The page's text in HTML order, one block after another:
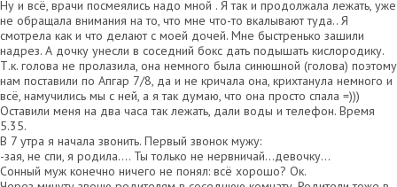
Ну и всё, врачи посмеялись надо мной . Я так и продолжала лежать, уже
не обращала внимания на то, что мне что-то вкалывают туда.. Я
смотрела как и что делают с моей дочей. Мне быстренько зашили
надрез. А дочку унесли в соседний бокс дать подышать кислородику.
Т.к. голова не пролазила, она немного была синюшной (голова) поэтому
нам поставили по Апгар 7/8, да и не кричала она, крихтанула немного и
всё, намучились мы с ней, а я так думаю, что она просто спала =)))
Оставили меня на два часа так лежать, дали воды и телефон. Время
5.35.
В 7 утра я начала звонить. Первый звонок мужу:
-зая, не спи, я родила…. Ты только не нервничай…девочку…
Сонный муж конечно ничего не понял: всё хорошо? Ок.